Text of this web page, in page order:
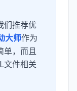
们推荐优
大师作为
单，而且
文件相关